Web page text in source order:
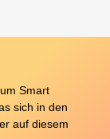
Smart
sich in den
auf diesem